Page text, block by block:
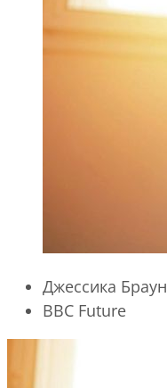
Джессика Браун
BBC Future